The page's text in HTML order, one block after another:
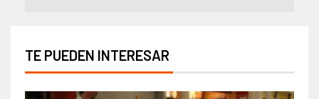
TE PUEDEN INTERESAR